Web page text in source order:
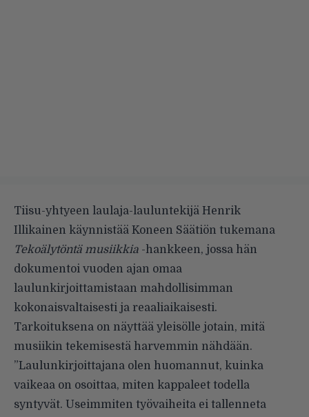
Tiisu-yhtyeen laulaja-lauluntekijä Henrik
Illikainen käynnistää Koneen Säätiön tukemana
Tekoälytöntä musiikkia -hankkeen, jossa hän
dokumentoi vuoden ajan omaa
laulunkirjoittamistaan mahdollisimman
kokonaisvaltaisesti ja reaaliaikaisesti.
Tarkoituksena on näyttää yleisölle jotain, mitä
musiikin tekemisestä harvemmin nähdään.
”Laulunkirjoittajana olen huomannut, kuinka
vaikeaa on osoittaa, miten kappaleet todella
syntyvät. Useimmiten työvaiheita ei tallenneta